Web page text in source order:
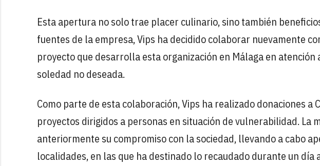
Esta apertura no solo trae placer culinario, sino también
fuentes de la empresa, Vips ha decidido colaborar nuevamente
proyecto que desarrolla esta organización en Málaga en atención
soledad no deseada.
Como parte de esta colaboración, Vips ha realizado donaciones a
proyectos dirigidos a personas en situación de vulnerabilidad. La
anteriormente su compromiso con la sociedad, llevando a cabo
localidades, en las que ha destinado lo recaudado durante un día